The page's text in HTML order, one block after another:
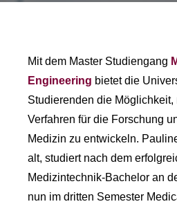
Mit dem Master Studiengang
Engineering bietet die
Studierenden die Möglichkeit,
Verfahren für die Forschung
Medizin zu entwickeln.
alt, studiert nach dem
Medizintechnik-Bachelor an
nun im dritten Semester